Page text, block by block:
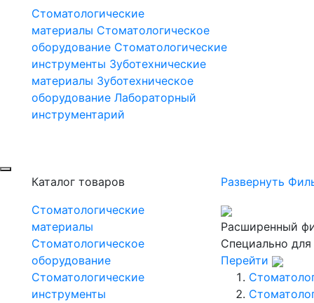
Стоматологические
материалы Стоматологическое
оборудование Стоматологические
инструменты Зуботехнические
материалы Зуботехническое
оборудование Лабораторный
инструментарий
Каталог товаров
Стоматологические
материалы
Стоматологическое
оборудование
Стоматологические
инструменты
Развернуть
Расширенный
Специально
Перейти